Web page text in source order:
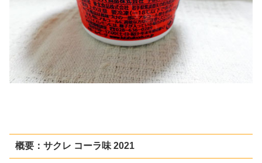
概要：サクレ コーラ味 2021